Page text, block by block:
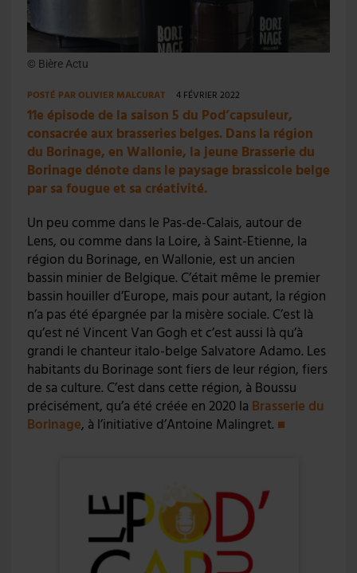
© Bière Actu
POSTÉ PAROLIVIER MALCURAT 4 FÉVRIER 2022
11e épisode de la saison 5 du Pod’capsuleur,
consacrée aux brasseries belges. Dans la région
du Borinage, en Wallonie, la jeune Brasserie du
Borinage dénote dans le paysage brassicole belge
par sa fougue et sa créativité.
Un peu comme dans le Pas-de-Calais, autour de
Lens, ou comme dans la Loire, à Saint-Etienne, la
région du Borinage, en Wallonie, est un ancien
bassin minier de Belgique. C’était même le premier
bassin houiller d’Europe, mais pour autant, la région
n’a pas été épargnée par la misère sociale. C’est là
qu’est né Vincent Van Gogh et c’est aussi là qu’à
grandi le chanteur italo-belge Salvatore Adamo. Les
habitants du Borinage sont fiers de leur région, fiers
de sa culture. C’est dans cette région, à Boussu
précisément, qu’a été créée en 2020 la Brasserie du
Borinage, à l’initiative d’Antoine Malingret. ■